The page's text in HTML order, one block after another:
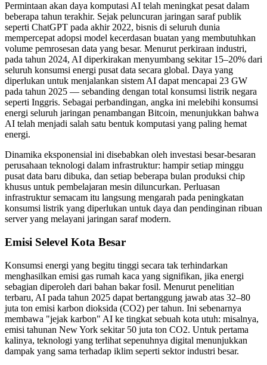
Permintaan akan daya komputasi AI telah meningkat pesat dalam
beberapa tahun terakhir. Sejak peluncuran jaringan saraf publik
seperti ChatGPT pada akhir 2022, bisnis di seluruh dunia
mempercepat adopsi model kecerdasan buatan yang membutuhkan
volume pemrosesan data yang besar. Menurut perkiraan industri,
pada tahun 2024, AI diperkirakan menyumbang sekitar 15–20% dari
seluruh konsumsi energi pusat data secara global. Daya yang
diperlukan untuk menjalankan sistem AI dapat mencapai 23 GW
pada tahun 2025 — sebanding dengan total konsumsi listrik negara
seperti Inggris. Sebagai perbandingan, angka ini melebihi konsumsi
energi seluruh jaringan penambangan Bitcoin, menunjukkan bahwa
AI telah menjadi salah satu bentuk komputasi yang paling hemat
energi.
Dinamika eksponensial ini disebabkan oleh investasi besar-besaran
perusahaan teknologi dalam infrastruktur: hampir setiap minggu
pusat data baru dibuka, dan setiap beberapa bulan produksi chip
khusus untuk pembelajaran mesin diluncurkan. Perluasan
infrastruktur semacam itu langsung mengarah pada peningkatan
konsumsi listrik yang diperlukan untuk daya dan pendinginan ribuan
server yang melayani jaringan saraf modern.
Emisi Selevel Kota Besar
Konsumsi energi yang begitu tinggi secara tak terhindarkan
menghasilkan emisi gas rumah kaca yang signifikan, jika energi
sebagian diperoleh dari bahan bakar fosil. Menurut penelitian
terbaru, AI pada tahun 2025 dapat bertanggung jawab atas 32–80
juta ton emisi karbon dioksida (CO2) per tahun. Ini sebenarnya
membawa "jejak karbon" AI ke tingkat sebuah kota utuh: misalnya,
emisi tahunan New York sekitar 50 juta ton CO2. Untuk pertama
kalinya, teknologi yang terlihat sepenuhnya digital menunjukkan
dampak yang sama terhadap iklim seperti sektor industri besar.